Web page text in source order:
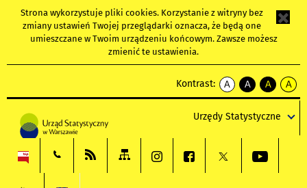
Strona wykorzystuje pliki cookies. Korzystanie z witryny bez
zmiany ustawień Twojej przeglądarki oznacza, że będą one
umieszczane w Twoim urządzeniu końcowym. Zawsze możesz
zmienić te ustawienia.
Kontrast:
A
kontrast
A
kontrast
tekst
czarnym
A
kontrast
tekst
czarnym
A
tekst
żółtym
Urzędy Statystyczne